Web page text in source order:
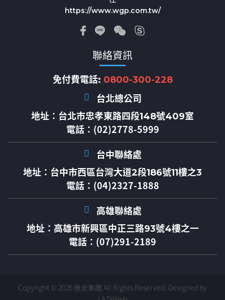
https://www.wgp.com.tw/
聯絡資訊
免付費電話: 0800-300-228
台北總公司
地址： 台北市忠孝東路四段148號409室
電話：(02)2778-5999
台中聯絡處
地址： 台中市西區台灣大道2段186號11樓之3
電話：(04)2327-1888
高雄聯絡處
地址： 高雄市新興區中正三路93號4樓之一
電話：(07)291-2189
Copyright © 2026 惠安集團 All Rights Reserved. Designed by